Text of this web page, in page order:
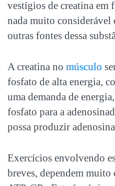
vestígios de creatina em
nada muito considerável
outras fontes dessa
A creatina no músculo
fosfato de alta energia,
uma demanda de
fosfato para a
possa produzir
Exercícios envolvendo
breves, dependem muito